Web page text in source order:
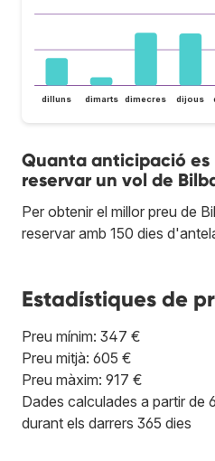
dilluns dimarts dimecres dijous
Quanta anticipació es
reservar un vol de
Per obtenir el millor preu de
reservar amb 150 dies
Estadístiques de
Preu mínim: 347 €
Preu mitjà: 605 €
Preu màxim: 917 €
Dades calculades a partir de
durant els darrers 365 dies